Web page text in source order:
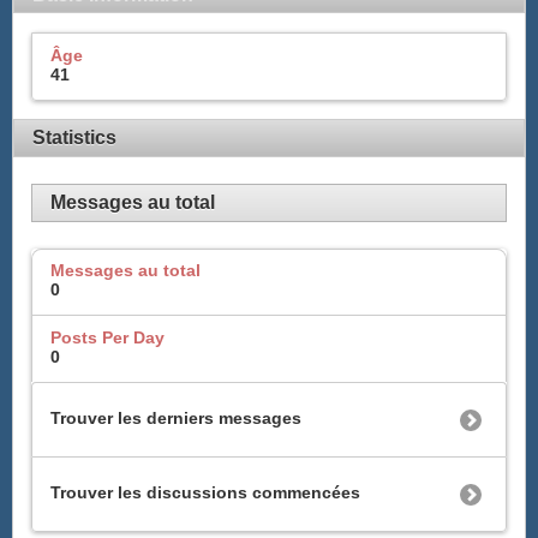
Âge
41
Statistics
Messages au total
Messages au total
0
Posts Per Day
0
Trouver les derniers messages
Trouver les discussions commencées